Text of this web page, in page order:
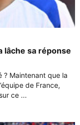
lâche sa réponse
? Maintenant que la
de France,
ce ...